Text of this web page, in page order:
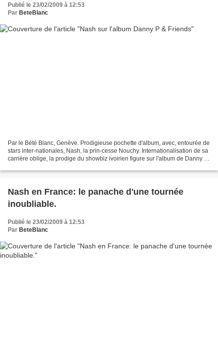
Publié le 23/02/2009 à 12:53
Par BeteBlanc
Par le Bété Blanc, Genève. Prodigieuse pochette d'album, avec, entourée de
stars inter-nationales, Nash, la prin-cesse Nouchy. Internationalisation de sa
carrière oblige, la prodige du showbiz ivoirien figure sur l'album de Danny P.
Nash en France: le panache d'une tournée
inoubliable.
Publié le 23/02/2009 à 12:53
Par BeteBlanc